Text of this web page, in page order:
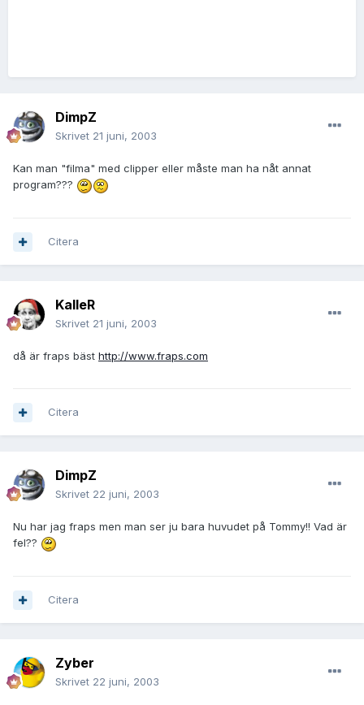
DimpZ
Skrivet 21 juni, 2003
Kan man "filma" med clipper eller måste man ha nåt annat
program???
Citera
KalleR
Skrivet 21 juni, 2003
då är fraps bäst http://www.fraps.com
Citera
DimpZ
Skrivet 22 juni, 2003
Nu har jag fraps men man ser ju bara huvudet på Tommy!! Vad är
fel??
Citera
Zyber
Skrivet 22 juni, 2003